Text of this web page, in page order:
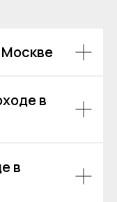
в
в